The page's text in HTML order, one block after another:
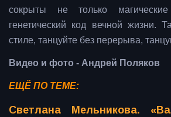
сокрыты не только
генетический код вечной жизни.
стиле, танцуйте без перерыва,
Видео и фото - Андрей Поляков
ЕЩЁ ПО ТЕМЕ:
Светлана Мельникова.